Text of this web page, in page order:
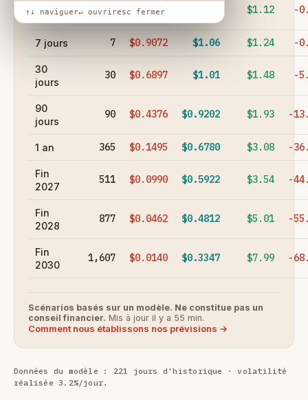
↑↓ naviguer↵ ouvriresc fermer
24
heures
1 $1.02 $1.12 -
7 jours 7 $0.9072 $1.06 $1.24 -
30
jours
30 $0.6897 $1.01 $1.48 -
90
jours
90 $0.4376 $0.9202 $1.93 -
1 an 365 $0.1495 $0.6780 $3.08 -
Fin
2027
511 $0.0990 $0.5922 $3.54 -
Fin
2028
877 $0.0462 $0.4812 $5.01 -
Fin
2030
1,607 $0.0140 $0.3347 $7.99 -
Scénarios basés sur un modèle. Ne constitue pas un
conseil financier. Mis à jour il y a 55 min.
Comment nous établissons nos prévisions →
Données du modèle : 221 jours d'historique · volatilité
réalisée 3.2%/jour.